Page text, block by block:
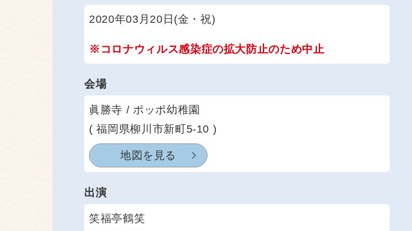
2020年03月20日(金・祝)
※コロナウィルス感染症の拡大防止のため中止
会場
眞勝寺 / ポッポ幼稚園
( 福岡県柳川市新町5-10 )
地図を見る
出演
笑福亭鶴笑